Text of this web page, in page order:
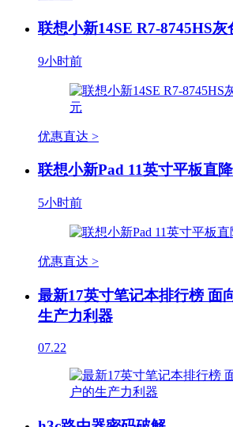
联想小新14SE R7-8745HS
9小时前
优惠直达 >
联想小新Pad 11英寸平板直
5小时前
优惠直达 >
最新17英寸笔记本排行榜 面
生产力利器
07.22